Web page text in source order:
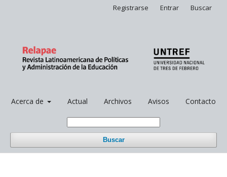
Acerca de Actual Archivos Avisos Contacto
Buscar
Registrarse Entrar Buscar